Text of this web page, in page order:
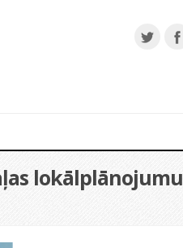
lokālplānojumu